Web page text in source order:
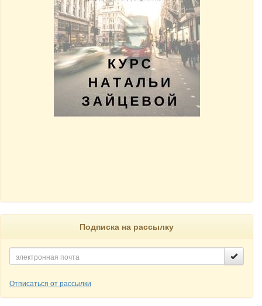
Подписка на рассылку
Отписаться от рассылки